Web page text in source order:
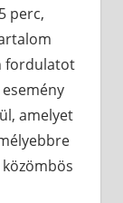
perc,
fordulatot
amelyet